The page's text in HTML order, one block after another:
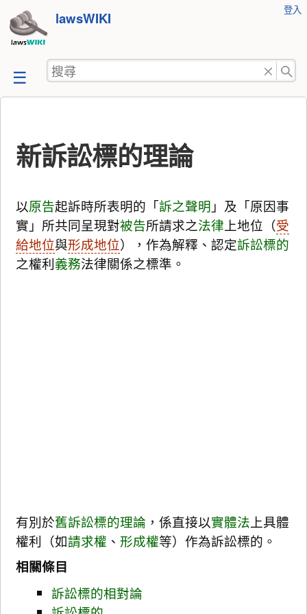
跳
至
容
lawsWIKI
工
登入
搜
尋
新訴訟標的理論
以原告起訴時所表明的「訴之聲明 」及「原因事
實」所共同呈現對被告所請求之法律 上地位（受
給地位與形成地位），作為解釋、認定訴訟標的
之權利義務法律關係之標準。
有別於舊訴訟標的理論 ，係直接以實體法 上具體
權利（如請求權 、形成權等）作為訴訟標的。
相關條目
訴訟標的相對論